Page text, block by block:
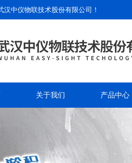
汉中仪物联技术股份有限公司 ！
关于我们 产品中心